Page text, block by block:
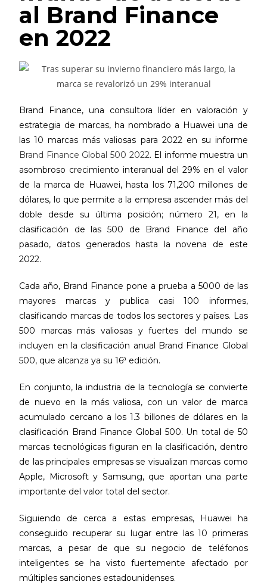
al Brand Finance
en 2022
Brand Finance, una consultora líder en valoración y
estrategia de marcas, ha nombrado a Huawei una de
las 10 marcas más valiosas para 2022 en su informe
Brand Finance Global 500 2022. El informe muestra un
asombroso crecimiento interanual del 29% en el valor
de la marca de Huawei, hasta los 71,200 millones de
dólares, lo que permite a la empresa ascender más del
doble desde su última posición; número 21, en la
clasificación de las 500 de Brand Finance del año
pasado, datos generados hasta la novena de este
2022.
Cada año, Brand Finance pone a prueba a 5000 de las
mayores marcas y publica casi 100 informes,
clasificando marcas de todos los sectores y países. Las
500 marcas más valiosas y fuertes del mundo se
incluyen en la clasificación anual Brand Finance Global
500, que alcanza ya su 16ª edición.
En conjunto, la industria de la tecnología se convierte
de nuevo en la más valiosa, con un valor de marca
acumulado cercano a los 1.3 billones de dólares en la
clasificación Brand Finance Global 500. Un total de 50
marcas tecnológicas figuran en la clasificación, dentro
de las principales empresas se visualizan marcas como
Apple, Microsoft y Samsung, que aportan una parte
importante del valor total del sector.
Siguiendo de cerca a estas empresas, Huawei ha
conseguido recuperar su lugar entre las 10 primeras
marcas, a pesar de que su negocio de teléfonos
inteligentes se ha visto fuertemente afectado por
múltiples sanciones estadounidenses.